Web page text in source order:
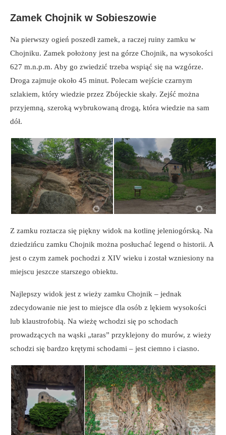
Zamek Chojnik w Sobieszowie
Na pierwszy ogień poszedł zamek, a raczej ruiny zamku w
Chojniku. Zamek położony jest na górze Chojnik, na wysokości
627 m.n.p.m. Aby go zwiedzić trzeba wspiąć się na wzgórze.
Droga zajmuje około 45 minut. Polecam wejście czarnym
szlakiem, który wiedzie przez Zbójeckie skały. Zejść można
przyjemną, szeroką wybrukowaną drogą, która wiedzie na sam
dół.
Z zamku roztacza się piękny widok na kotlinę jeleniogórską. Na
dziedzińcu zamku Chojnik można posłuchać legend o historii. A
jest o czym zamek pochodzi z XIV wieku i został wzniesiony na
miejscu jeszcze starszego obiektu.
Najlepszy widok jest z wieży zamku Chojnik – jednak
zdecydowanie nie jest to miejsce dla osób z lękiem wysokości
lub klaustrofobią. Na wieżę wchodzi się po schodach
prowadzących na wąski „taras” przyklejony do murów, z wieży
schodzi się bardzo krętymi schodami – jest ciemno i ciasno.